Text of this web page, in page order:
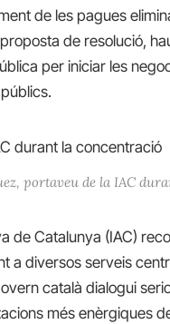
de les pagues
de resolució,
per iniciar les
portaveu de la IAC
de Catalunya (IAC)
a diversos serveis
català dialogui
més enèrgiques